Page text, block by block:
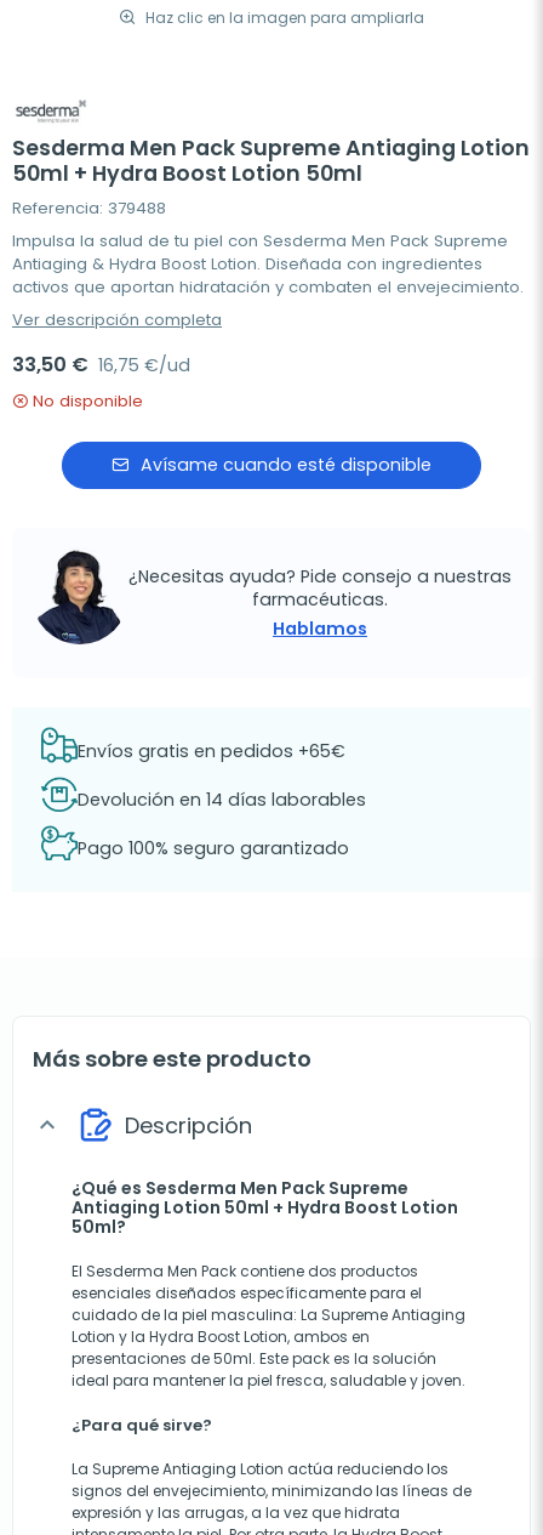
Haz clic en la imagen para ampliarla
Sesderma Men Pack Supreme Antiaging Lotion
50ml + Hydra Boost Lotion 50ml
Referencia: 379488
Impulsa la salud de tu piel con Sesderma Men Pack Supreme
Antiaging & Hydra Boost Lotion. Diseñada con ingredientes
activos que aportan hidratación y combaten el envejecimiento.
Ver descripción completa
33,50 € 16,75 €/ud
No disponible
Avísame cuando esté disponible
¿Necesitas ayuda? Pide consejo a nuestras
farmacéuticas.
Hablamos
Envíos gratis en pedidos +65€
Devolución en 14 días laborables
Pago 100% seguro garantizado
Más sobre este producto
expand_more Descripción
¿Qué es Sesderma Men Pack Supreme
Antiaging Lotion 50ml + Hydra Boost Lotion
50ml?
El Sesderma Men Pack contiene dos productos
esenciales diseñados específicamente para el
cuidado de la piel masculina: La Supreme Antiaging
Lotion y la Hydra Boost Lotion, ambos en
presentaciones de 50ml. Este pack es la solución
ideal para mantener la piel fresca, saludable y joven.
¿Para qué sirve?
La Supreme Antiaging Lotion actúa reduciendo los
signos del envejecimiento, minimizando las líneas de
expresión y las arrugas, a la vez que hidrata